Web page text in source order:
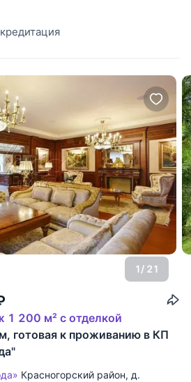
шоссе в 16 км от МКАД.
1/ 21
200 м² с отделкой
готовая к проживанию в КП
Красногорский район, д.